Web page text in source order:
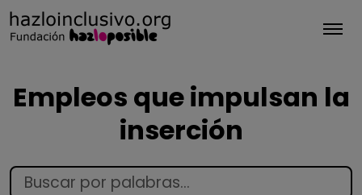
Empleos que impulsan la
inserción